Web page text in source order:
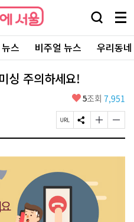
검
창
열
기
메
뉴
전
체
보
스 비주얼 뉴스 우리동
싱 주의하세요!
좋
요
5조회 7,951
페
이
U
L
복
S
N
공
기
글
자
기
경
하
기
글
자
기